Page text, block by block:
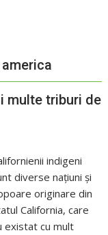
multe triburi de
indigeni
diverse națiuni și
originare din
California, care
existat cu mult